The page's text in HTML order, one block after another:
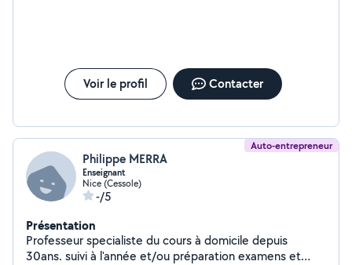
Voir le profil Contacter
Auto-entrepreneur
Philippe MERRA
Enseignant
Nice (Cessole)
-/5
Présentation
Professeur specialiste du cours à domicile depuis
30ans. suivi à l'année et/ou préparation examens et